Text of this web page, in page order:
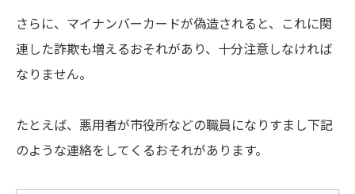
さらに、マイナンバーカードが偽造されると、これに関
連した詐欺も増えるおそれがあり、十分注意しなければ
なりません。
たとえば、悪用者が市役所などの職員になりすまし下記
のような連絡をしてくるおそれがあります。